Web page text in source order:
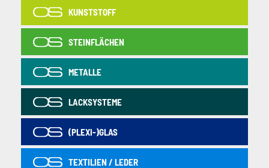
KUNSTSTOFF
STEINFLÄCHEN
METALLE
LACKSYSTEME
(PLEXI-)GLAS
TEXTILIEN / LEDER